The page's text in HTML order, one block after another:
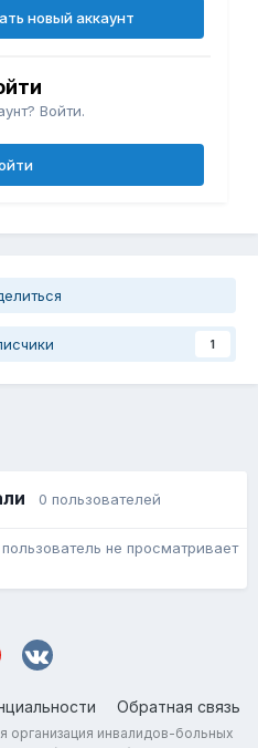
новый аккаунт
Войти.
1
0 пользователей
не просматривает
Обратная связь
инвалидов-больных